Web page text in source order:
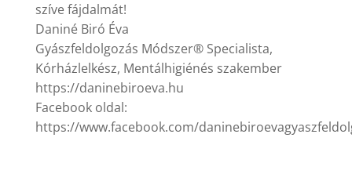
szíve fájdalmát!
Daniné Biró Éva
Gyászfeldolgozás Módszer® Specialista,
Kórházlelkész, Mentálhigiénés szakember
https://daninebiroeva.hu
Facebook oldal:
https://www.facebook.com/